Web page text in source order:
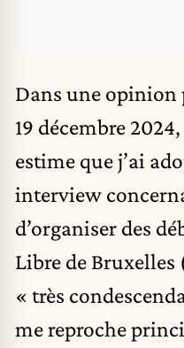
Dans une opinion
19 décembre 2024
estime que j’ai
interview
d’organiser des
Libre de
« très
me reproche